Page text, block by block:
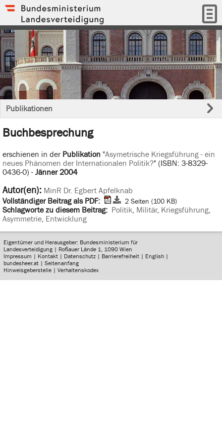
Publikationen
Buchbesprechung
erschienen in der Publikation"Asymetrische Kriegsführung - ein
neues Phänomen der Internationalen Politik?" (ISBN: 3-8329-
0436-0) - Jänner 2004
Autor(en): MinR Dr. Egbert Apfelknab
Vollständiger Beitrag als PDF:
2 Seiten (100 KB)
Schlagworte zu diesem Beitrag: Politik, Militär, Kriegsführung,
Asymmetrie, Entwicklung
Eigentümer und Herausgeber: Bundesministerium für
Landesverteidigung | Roßauer Lände 1, 1090 Wien
Impressum | Kontakt | Datenschutz | Barrierefreiheit | English |
bundesheer.at |Seitenanfang
Hinweisgeberstelle |Verhaltenskodex